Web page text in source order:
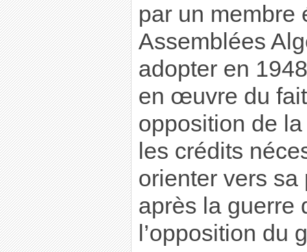
par un membre
Assemblées
adopter en
en œuvre du
opposition de
les crédits
orienter vers sa
après la guerre
l’opposition du